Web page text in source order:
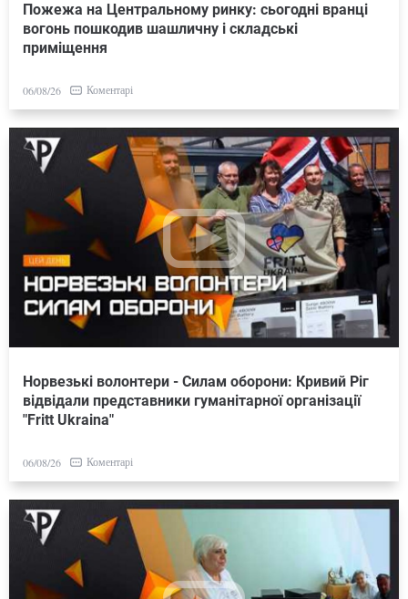
Пожежа на Центральному ринку: сьогодні вранці
вогонь пошкодив шашличну і складські
приміщення
06/08/26 Коментарі
Норвезькі волонтери - Силам оборони: Кривий Ріг
відвідали представники гуманітарної організації
"Fritt Ukraina"
06/08/26 Коментарі